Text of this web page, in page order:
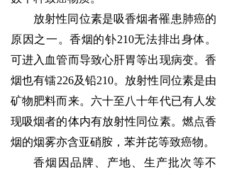
放射性同位素是吸香烟者罹患肺癌的
原因之一。香烟的钋210无法排出身体。
可进入血管而导致心肝胃等出现病变。香
烟也有镭226及铅210。放射性同位素是由
矿物肥料而来。六十至八十年代已有人发
现吸烟者的体内有放射性同位素。燃点香
烟的烟雾亦含亚硝胺，苯并芘等致癌物。
香烟因品牌、产地、生产批次等不